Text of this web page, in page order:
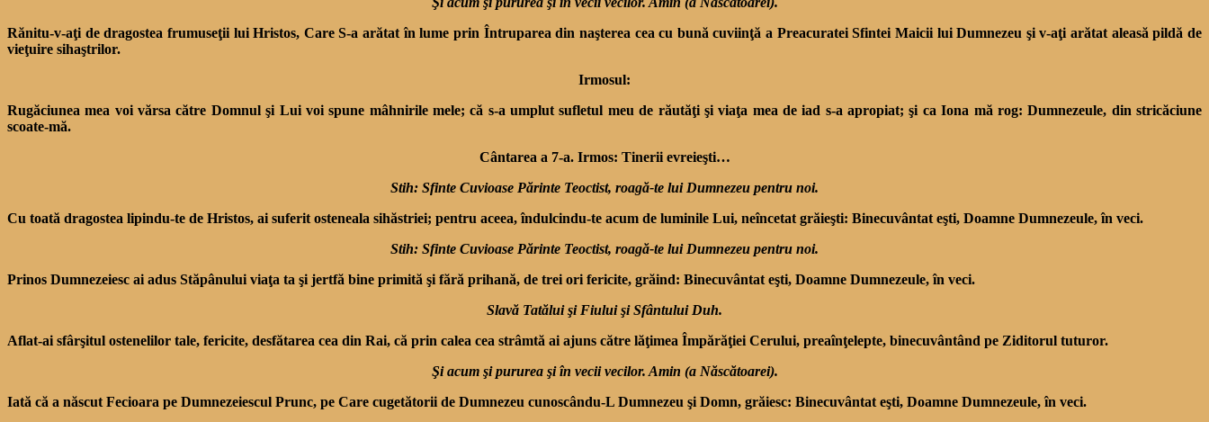
Rănitu-v-aţi de dragostea frumuseţii lui Hristos, Care S-a arătat în lume prin Întruparea din naşterea cea cu bună cuviinţă a Preacuratei Sfintei Maicii lui Dumnezeu şi v-aţi arătat aleasă pildă de
vieţuire sihaştrilor.
Irmosul:
Rugăciunea mea voi vărsa către Domnul şi Lui voi spune mâhnirile mele; că s-a umplut sufletul meu de răutăţi şi viaţa mea de iad s-a apropiat; şi ca Iona mă rog: Dumnezeule, din stricăciune
scoate-mă.
Cântarea a 7-a. Irmos: Tinerii evreieşti…
Stih: Sfinte Cuvioase Părinte Teoctist, roagă-te lui Dumnezeu pentru noi.
Cu toată dragostea lipindu-te de Hristos, ai suferit osteneala sihăstriei; pentru aceea, îndulcindu-te acum de luminile Lui, neîncetat grăieşti: Binecuvântat eşti, Doamne Dumnezeule, în veci.
Stih: Sfinte Cuvioase Părinte Teoctist, roagă-te lui Dumnezeu pentru noi.
Prinos Dumnezeiesc ai adus Stăpânului viaţa ta şi jertfă bine primită şi fără prihană, de trei ori fericite, grăind: Binecuvântat eşti, Doamne Dumnezeule, în veci.
Slavă Tatălui şi Fiului şi Sfântului Duh.
Aflat-ai sfârşitul ostenelilor tale, fericite, desfătarea cea din Rai, că prin calea cea strâmtă ai ajuns către lăţimea Împărăţiei Cerului, preaînţelepte, binecuvântând pe Ziditorul tuturor.
Şi acum şi pururea şi în vecii vecilor. Amin (a Născătoarei).
Iată că a născut Fecioara pe Dumnezeiescul Prunc, pe Care cugetătorii de Dumnezeu cunoscându-L Dumnezeu şi Domn, grăiesc: Binecuvântat eşti, Doamne Dumnezeule, în veci.